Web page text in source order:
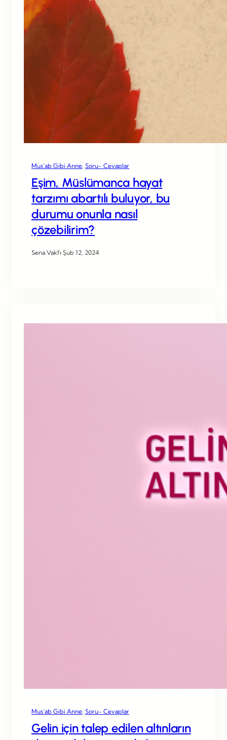
Mus’ab Gibi Anne Soru- Cevaplar
Eşim, Müslümanca hayat
tarzımı abartılı buluyor, bu
durumu onunla nasıl
çözebilirim?
Sena Vakfı·Şub 12, 2024
Mus’ab Gibi Anne Soru- Cevaplar
Gelin için talep edilen altınların